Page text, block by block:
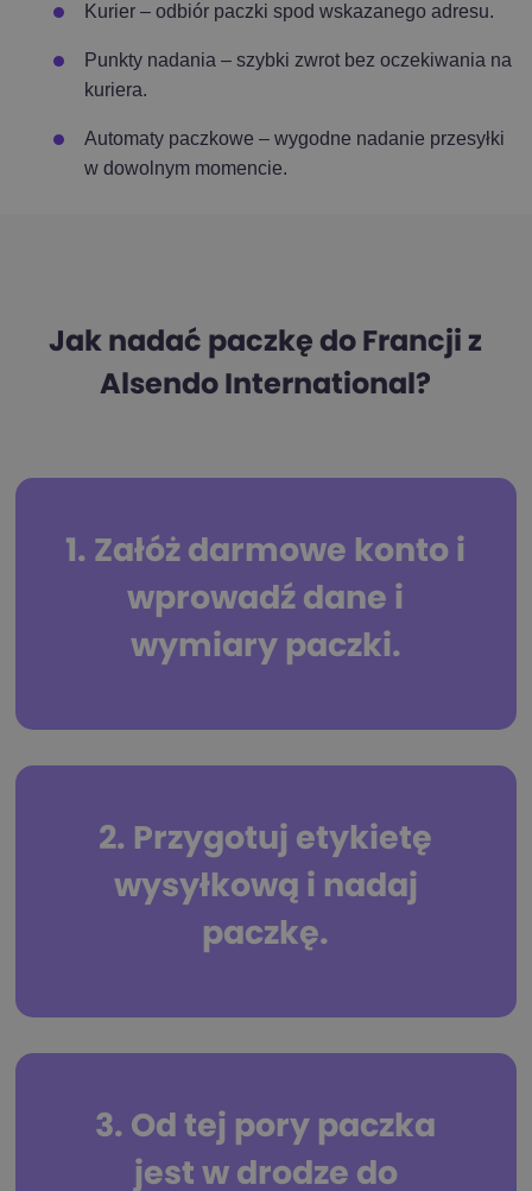
Kurier – odbiór paczki spod wskazanego adresu.
Punkty nadania – szybki zwrot bez oczekiwania na
kuriera.
Automaty paczkowe – wygodne nadanie przesyłki
w dowolnym momencie.
Jak nadać paczkę do Francji z
Alsendo International?
1. Załóż darmowe konto i
wprowadź dane i
wymiary paczki.
2. Przygotuj etykietę
wysyłkową i nadaj
paczkę.
3. Od tej pory paczka
jest w drodze do